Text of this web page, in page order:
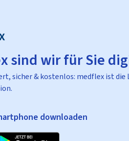
sind wir für Sie
sicher & kostenlos: medflex ist
downloaden